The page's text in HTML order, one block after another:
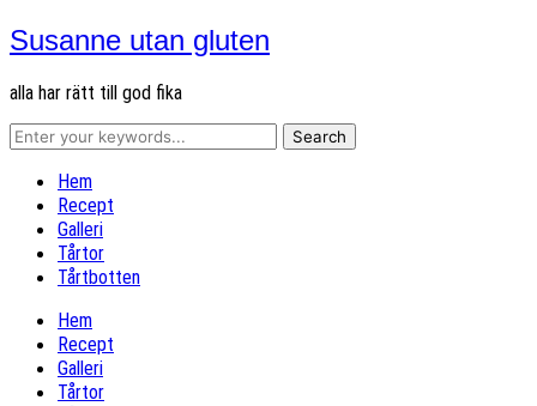
Susanne utan gluten
alla har rätt till god fika
Hem
Recept
Galleri
Tårtor
Tårtbotten
Hem
Recept
Galleri
Tårtor